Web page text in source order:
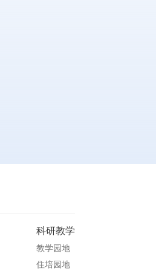
科研教学
教学园地
住培园地